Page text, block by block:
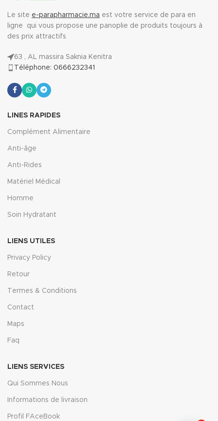
Le site e-parapharmacie.ma est votre service de para en
ligne qui vous propose une panoplie de produits toujours à
des prix attractifs
63 , AL massira Saknia Kenitra
Téléphone: 0666232341
LINES RAPIDES
Complément Alimentaire
Anti-âge
Anti-Rides
Matériel Médical
Homme
Soin Hydratant
LIENS UTILES
Privacy Policy
Retour
Termes & Conditions
Contact
Maps
Faq
LIENS SERVICES
Qui Sommes Nous
Informations de livraison
Profil FAceBook